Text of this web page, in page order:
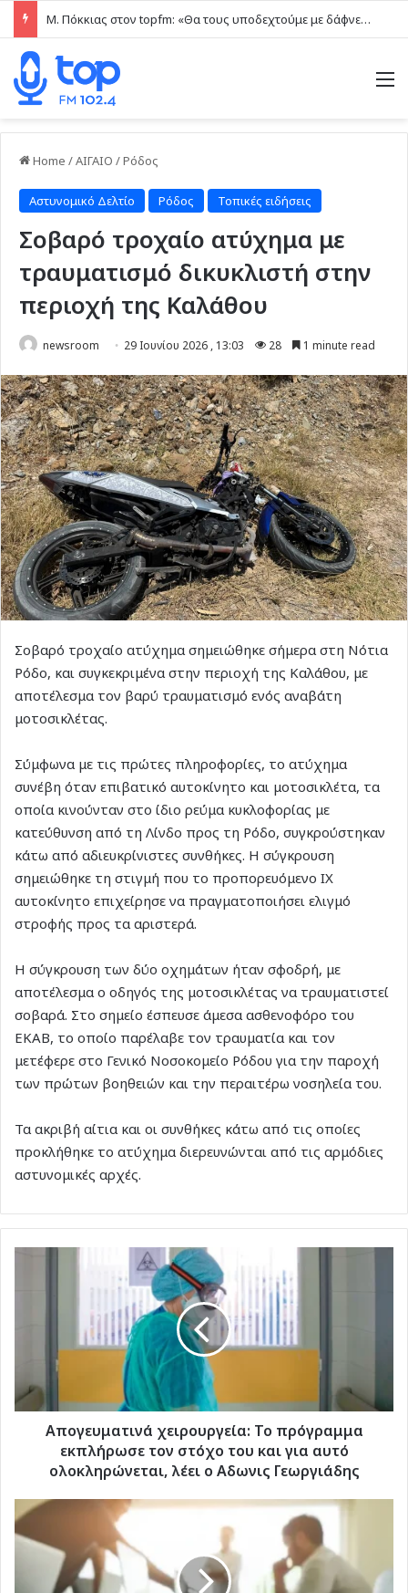
Μ. Πόκκιας στον topfm: «Θα τους υποδεχτούμε με δάφνες και πικροδάφνες» –Η ειρωνική “υποδοχή” στον υβριδικό σταθμό (ηχητικό)
Home /ΑΙΓΑΙΟ /Ρόδος
Αστυνομικό Δελτίο Ρόδος Τοπικές ειδήσεις
Σοβαρό τροχαίο ατύχημα με
τραυματισμό δικυκλιστή στην
περιοχή της Καλάθου
newsroom 29 Ιουνίου 2026 , 13:03 28 1 minute read
Σοβαρό τροχαίο ατύχημα σημειώθηκε σήμερα στη Νότια
Ρόδο, και συγκεκριμένα στην περιοχή της Καλάθου, με
αποτέλεσμα τον βαρύ τραυματισμό ενός αναβάτη
μοτοσικλέτας.
Σύμφωνα με τις πρώτες πληροφορίες, το ατύχημα
συνέβη όταν επιβατικό αυτοκίνητο και μοτοσικλέτα, τα
οποία κινούνταν στο ίδιο ρεύμα κυκλοφορίας με
κατεύθυνση από τη Λίνδο προς τη Ρόδο, συγκρούστηκαν
κάτω από αδιευκρίνιστες συνθήκες. Η σύγκρουση
σημειώθηκε τη στιγμή που το προπορευόμενο ΙΧ
αυτοκίνητο επιχείρησε να πραγματοποιήσει ελιγμό
στροφής προς τα αριστερά.
Η σύγκρουση των δύο οχημάτων ήταν σφοδρή, με
αποτέλεσμα ο οδηγός της μοτοσικλέτας να τραυματιστεί
σοβαρά. Στο σημείο έσπευσε άμεσα ασθενοφόρο του
ΕΚΑΒ, το οποίο παρέλαβε τον τραυματία και τον
μετέφερε στο Γενικό Νοσοκομείο Ρόδου για την παροχή
των πρώτων βοηθειών και την περαιτέρω νοσηλεία του.
Τα ακριβή αίτια και οι συνθήκες κάτω από τις οποίες
προκλήθηκε το ατύχημα διερευνώνται από τις αρμόδιες
αστυνομικές αρχές.
του
και
ολοκληρώνεται,
ο
Αδωνις
Γεωργιάδης
Απογευματινά χειρουργεία: Το πρόγραμμα
εκπλήρωσε τον στόχο του και για αυτό
ολοκληρώνεται, λέει ο Αδωνις Γεωργιάδης
Εργαζόμενοι
στην
Ελλάδα:
Δουλεύουν